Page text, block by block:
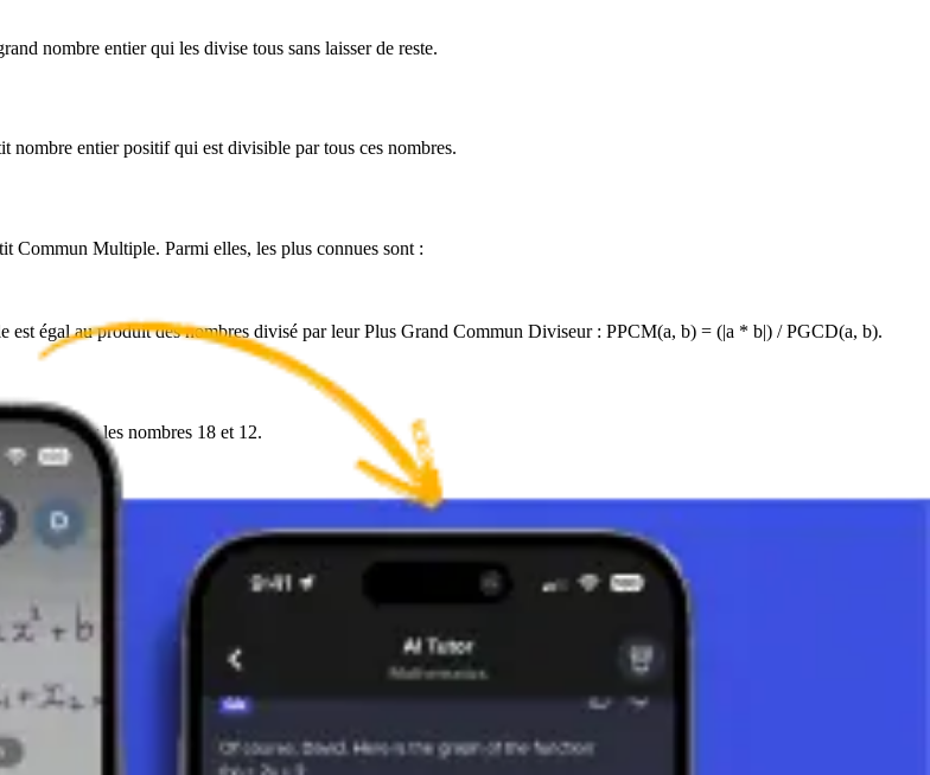
nombre entier qui les divise tous sans laisser de reste.
entier positif qui est divisible par tous ces nombres.
Commun Multiple. Parmi elles, les plus connues sont :
égal au produit des nombres divisé par leur Plus Grand Commun Diviseur : PPCM(a, b) = (|a * b|) / PGCD(a, b).
pour les nombres 18 et 12.
des puissances les plus faibles de ces facteurs premiers communs :